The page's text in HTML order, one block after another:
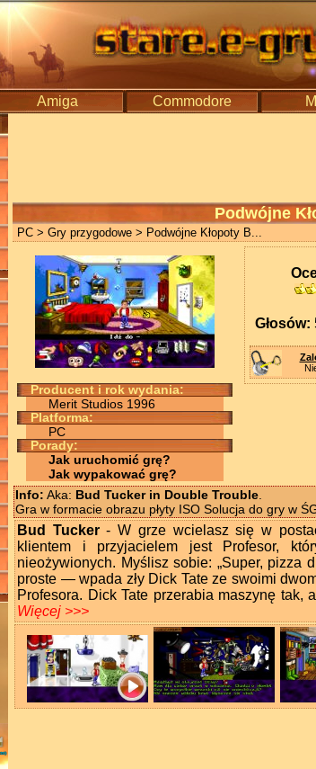
Amiga Commodore
Podwójne
PC > Gry przygodowe > Podwójne Kłopoty B...
Producent i rok wydania:
Merit Studios 1996
Platforma:
PC
Porady:
Jak uruchomić grę?
Jak wypakować grę?
Głosów:
Info: Aka: Bud Tucker in Double Trouble
Gra w formacie obrazu płyty ISO Solucja do gry w
Bud Tucker- W grze wcielasz się w
klientem i przyjacielem jest Profesor,
nieożywionych. Myślisz sobie: „Super, pizza
proste — wpada zły Dick Tate ze swoimi
Profesora. Dick Tate przerabia maszynę tak,
Więcej >>>